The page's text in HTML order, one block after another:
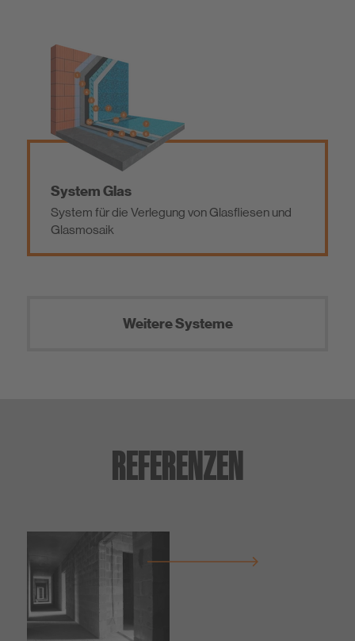
System Glas
System für die Verlegung von Glasfliesen und
Glasmosaik
Weitere Systeme
REFERENZEN